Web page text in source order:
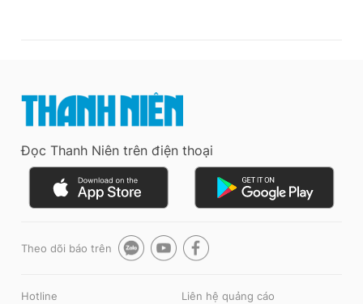
Đọc Thanh Niên trên điện thoại
Theo dõi báo trên
Hotline Liên hệ quảng cáo